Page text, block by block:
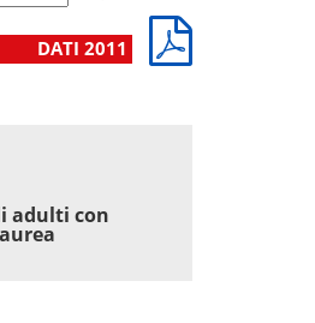
DATI 2011
adulti con